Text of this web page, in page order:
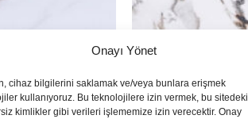
Onayı Yönet
cihaz bilgilerini saklamak ve/veya bunlara erişmek
kullanıyoruz. Bu teknolojilere izin vermek, bu sitedeki
kimlikler gibi verileri işlememize izin verecektir. Onay